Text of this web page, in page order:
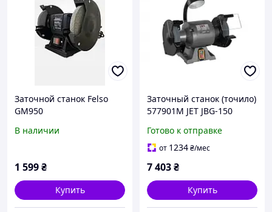
Заточной станок Felso
GM950
В наличии
1 599₴
Купить
Заточный станок (точило)
577901M JET JBG-150
Готово к отправке
от 1234₴/мес
7 403₴
Купить